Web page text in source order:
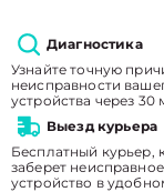
Диагностика
Узнайте точную
неисправности
устройства через 30
Выезд курьера
Бесплатный курьер,
заберет неисправное
устройство в